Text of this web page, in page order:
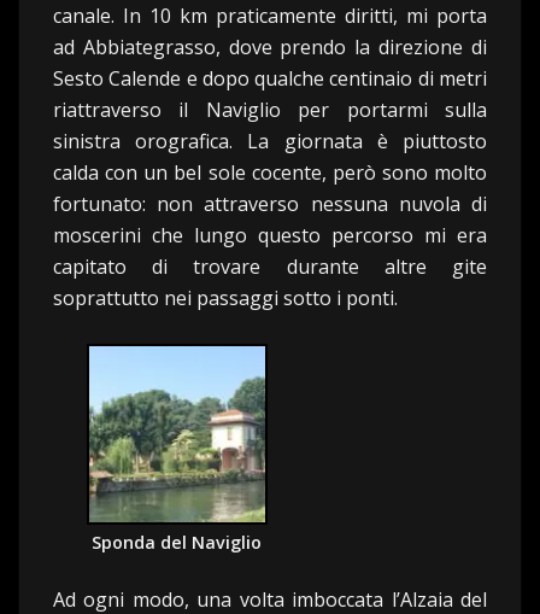
canale. In 10 km praticamente diritti, mi porta
ad Abbiategrasso, dove prendo la direzione di
Sesto Calende e dopo qualche centinaio di metri
riattraverso il Naviglio per portarmi sulla
sinistra orografica. La giornata è piuttosto
calda con un bel sole cocente, però sono molto
fortunato: non attraverso nessuna nuvola di
moscerini che lungo questo percorso mi era
capitato di trovare durante altre gite
soprattutto nei passaggi sotto i ponti.
Sponda del Naviglio
Ad ogni modo, una volta imboccata l’Alzaia del